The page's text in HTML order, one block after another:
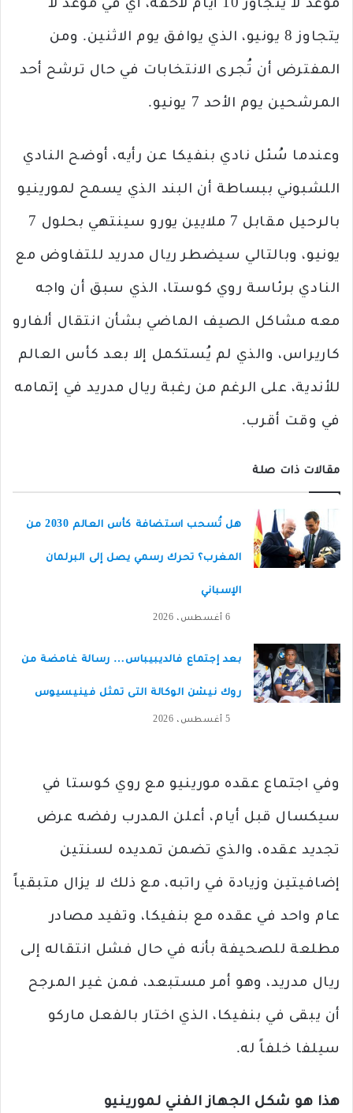
موعد لا يتجاوز 10 أيام لاحقة، أي في موعد لا
يتجاوز 8 يونيو، الذي يوافق يوم الاثنين. ومن
المفترض أن تُجرى الانتخابات في حال ترشح أحد
المرشحين يوم الأحد 7 يونيو.
وعندما سُئل نادي بنفيكا عن رأيه، أوضح النادي
اللشبوني ببساطة أن البند الذي يسمح لمورينيو
بالرحيل مقابل 7 ملايين يورو سينتهي بحلول 7
يونيو، وبالتالي سيضطر ريال مدريد للتفاوض مع
النادي برئاسة روي كوستا، الذي سبق أن واجه
معه مشاكل الصيف الماضي بشأن انتقال ألفارو
كاريراس، والذي لم يُستكمل إلا بعد كأس العالم
للأندية، على الرغم من رغبة ريال مدريد في إتمامه
في وقت أقرب.
مقالات ذات صلة
هل تُسحب استضافة كأس العالم 2030 من
المغرب؟ تحرك رسمي يصل إلى البرلمان
الإسباني
6 أغسطس، 2026
بعد إجتماع فالديبيباس… رسالة غامضة من
روك نيشن الوكالة التى تمثل فينيسيوس
5 أغسطس، 2026
وفي اجتماع عقده مورينيو مع روي كوستا في
سيكسال قبل أيام، أعلن المدرب رفضه عرض
تجديد عقده، والذي تضمن تمديده لسنتين
إضافيتين وزيادة في راتبه، مع ذلك لا يزال متبقياً
عام واحد في عقده مع بنفيكا، وتفيد مصادر
مطلعة للصحيفة بأنه في حال فشل انتقاله إلى
ريال مدريد، وهو أمر مستبعد، فمن غير المرجح
أن يبقى في بنفيكا، الذي اختار بالفعل ماركو
سيلفا خلفاً له.
هذا هو شكل الجهاز الفني لمورينيو